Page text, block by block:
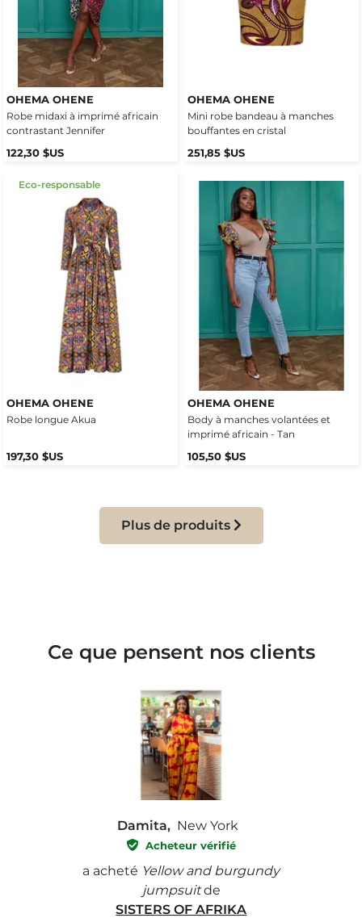
OHEMA OHENE
Robe midaxi à imprimé africain
contrastant Jennifer
122,30 $US
OHEMA OHENE
Mini robe bandeau à manches
bouffantes en cristal
251,85 $US
Eco-responsable
OHEMA OHENE
Robe longue Akua
197,30 $US
OHEMA OHENE
Body à manches volantées et
imprimé africain - Tan
105,50 $US
Plus de produits
Ce que pensent nos clients
Damita, New York
Acheteur vérifié
a acheté Yellow and burgundy
jumpsuitde
SISTERS OF AFRIKA